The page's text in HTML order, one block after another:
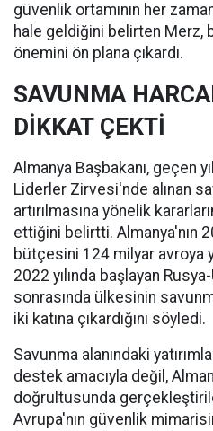
güvenlik ortamının her
hale geldiğini belirten Merz,
önemini ön plana çıkardı.
SAVUNMA
DİKKAT ÇEKTİ
Almanya Başbakanı, geçen
Liderler Zirvesi'nde alınan
artırılmasına yönelik
ettiğini belirtti. Almanya'nın
bütçesini 124 milyar avroya
2022 yılında başlayan
sonrasında ülkesinin
iki katına çıkardığını söyledi.
Savunma alanındaki
destek amacıyla değil,
doğrultusunda
Avrupa'nın güvenlik